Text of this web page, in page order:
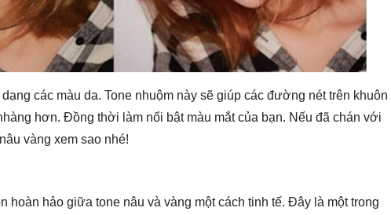
các màu da. Tone nhuộm này sẽ giúp các đường nét trên khuôn
hơn. Đồng thời làm nổi bật màu mắt của bạn. Nếu đã chán với
vàng xem sao nhé!
hoàn hảo giữa tone nâu và vàng một cách tinh tế. Đây là một trong